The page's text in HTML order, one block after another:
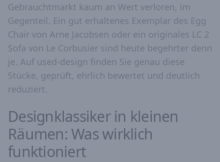
Gebrauchtmarkt kaum an Wert verloren, im
Gegenteil. Ein gut erhaltenes Exemplar des Egg
Chair von Arne Jacobsen oder ein originales LC 2
Sofa von Le Corbusier sind heute begehrter denn
je. Auf used-design finden Sie genau diese
Stücke, geprüft, ehrlich bewertet und deutlich
reduziert.
Designklassiker in kleinen
Räumen: Was wirklich
funktioniert